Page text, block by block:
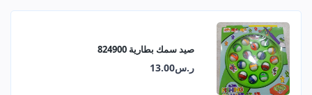
صيد سمك بطارية 824900
ر.س13.00